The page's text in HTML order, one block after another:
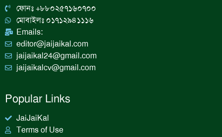
a
m
n
ফোনঃ +৮৮০২৫৭১৬০৭০০
মোবাইলঃ ০১৭১২৯৪১১১৬
Emails:
editor@jaijaikal.com
jaijaikal24@gmail.com
jaijaikalcv@gmail.com
Popular Links
JaiJaiKal
Terms of Use